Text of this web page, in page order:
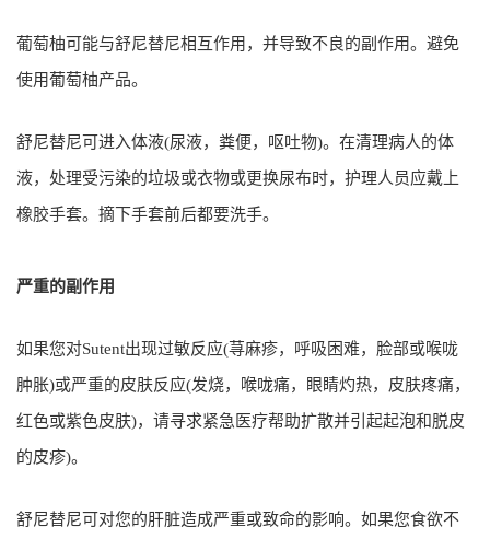
葡萄柚可能与舒尼替尼相互作用，并导致不良的副作用。避免
使用葡萄柚产品。
舒尼替尼可进入体液(尿液，粪便，呕吐物)。在清理病人的体
液，处理受污染的垃圾或衣物或更换尿布时，护理人员应戴上
橡胶手套。摘下手套前后都要洗手。
严重的副作用
如果您对Sutent出现过敏反应(荨麻疹，呼吸困难，脸部或喉咙
肿胀)或严重的皮肤反应(发烧，喉咙痛，眼睛灼热，皮肤疼痛，
红色或紫色皮肤)，请寻求紧急医疗帮助扩散并引起起泡和脱皮
的皮疹)。
舒尼替尼可对您的肝脏造成严重或致命的影响。如果您食欲不